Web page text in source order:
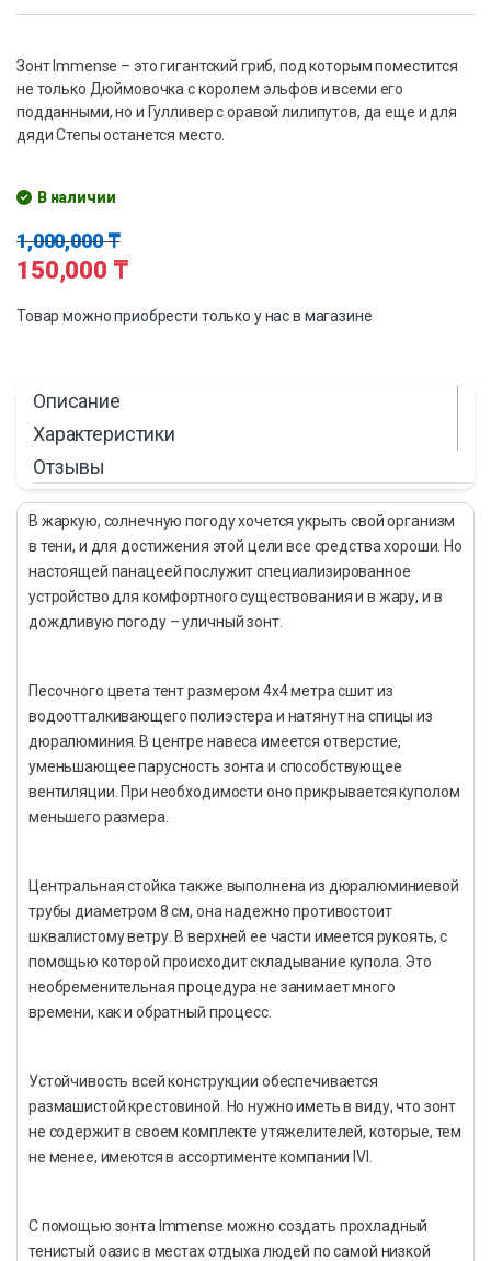
Зонт Immense – это гигантский гриб, под которым поместится
не только Дюймовочка с королем эльфов и всеми его
подданными, но и Гулливер с оравой лилипутов, да еще и для
дяди Степы останется место.
В наличии
1,000,000₸
150,000 ₸
Товар можно приобрести только у нас в магазине
Описание
Характеристики
Отзывы
В жаркую, солнечную погоду хочется укрыть свой организм
в тени, и для достижения этой цели все средства хороши. Но
настоящей панацеей послужит специализированное
устройство для комфортного существования и в жару, и в
дождливую погоду – уличный зонт.
Песочного цвета тент размером 4х4 метра сшит из
водоотталкивающего полиэстера и натянут на спицы из
дюралюминия. В центре навеса имеется отверстие,
уменьшающее парусность зонта и способствующее
вентиляции. При необходимости оно прикрывается куполом
меньшего размера.
Центральная стойка также выполнена из дюралюминиевой
трубы диаметром 8 см, она надежно противостоит
шквалистому ветру. В верхней ее части имеется рукоять, с
помощью которой происходит складывание купола. Это
необременительная процедура не занимает много
времени, как и обратный процесс.
Устойчивость всей конструкции обеспечивается
размашистой крестовиной. Но нужно иметь в виду, что зонт
не содержит в своем комплекте утяжелителей, которые, тем
не менее, имеются в ассортименте компании IVI.
С помощью зонта Immense можно создать прохладный
тенистый оазис в местах отдыха людей по самой низкой